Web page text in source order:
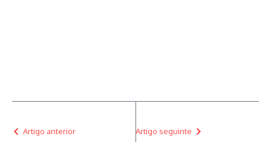
Artigo anterior Artigo seguinte